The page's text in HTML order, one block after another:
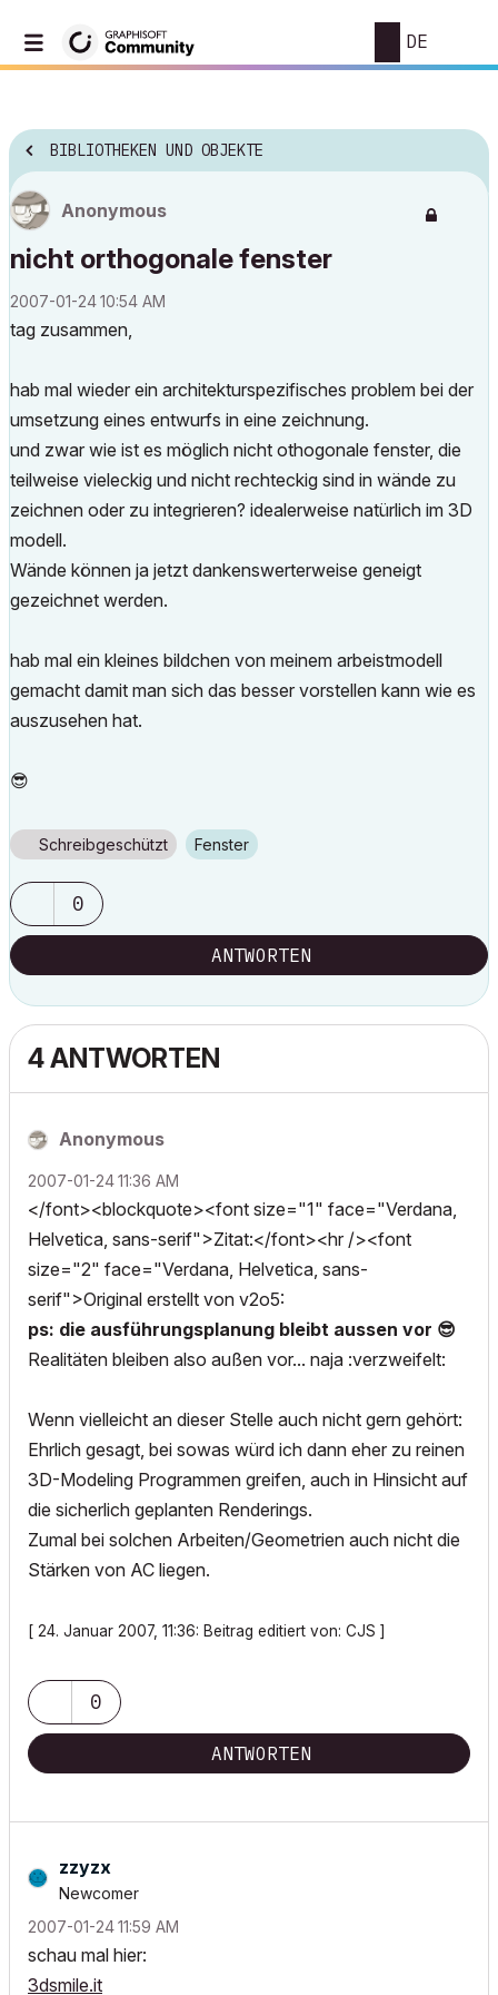
DE
BIBLIOTHEKEN UND OBJEKTE
Anonymous
nicht orthogonale fenster
‎2007-01-2410:54 AM
tag zusammen,
hab mal wieder ein architekturspezifisches problem bei der
umsetzung eines entwurfs in eine zeichnung.
und zwar wie ist es möglich nicht othogonale fenster, die
teilweise vieleckig und nicht rechteckig sind in wände zu
zeichnen oder zu integrieren? idealerweise natürlich im 3D
modell.
Wände können ja jetzt dankenswerterweise geneigt
gezeichnet werden.
hab mal ein kleines bildchen von meinem arbeistmodell
gemacht damit man sich das besser vorstellen kann wie es
auszusehen hat.
😎
Schreibgeschützt Fenster
0
ANTWORTEN
4 ANTWORTEN
Anonymous
‎2007-01-2411:36 AM
</font><blockquote><font size="1" face="Verdana,
Helvetica, sans-serif">Zitat:</font><hr /><font
size="2" face="Verdana, Helvetica, sans-
serif">Original erstellt von v2o5:
ps: die ausführungsplanung bleibt aussen vor 😎
Realitäten bleiben also außen vor... naja :verzweifelt:
Wenn vielleicht an dieser Stelle auch nicht gern gehört:
Ehrlich gesagt, bei sowas würd ich dann eher zu reinen
3D-Modeling Programmen greifen, auch in Hinsicht auf
die sicherlich geplanten Renderings.
Zumal bei solchen Arbeiten/Geometrien auch nicht die
Stärken von AC liegen.
[ 24. Januar 2007, 11:36: Beitrag editiert von: CJS ]
0
ANTWORTEN
zzyzx
Newcomer
‎2007-01-2411:59 AM
schau mal hier:
3dsmile.it